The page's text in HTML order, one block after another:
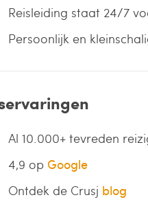
Reisleiding staat 24/7
Persoonlijk en
Al 10.000+ tevreden
4,9 op Google
Ontdek de Crusj blog